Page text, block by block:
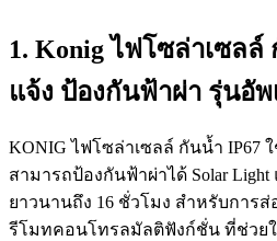
1. Konig ไฟโซล่าเซล
แจ้ง ป้องกันฟ้าผ่า รุ่นอัพ
KONIG ไฟโซล่าเซลล์ กันน้ำ IP67
สามารถป้องกันฟ้าผ่าได้ Solar
ยาวนานถึง 16 ชั่วโมง สำหรับการส่
รีโมทคอนโทรลมัลติฟังก์ชั่น ที่ช่วย